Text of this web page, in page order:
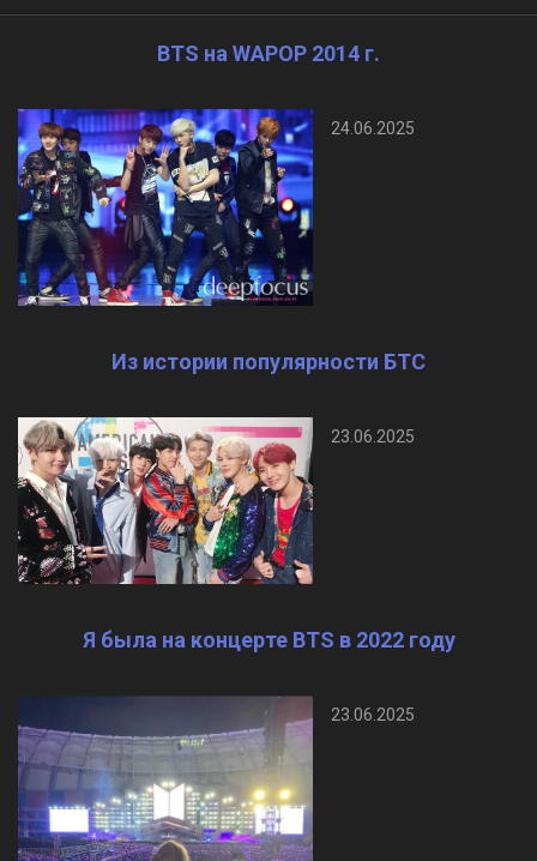
BTS на WAPOP 2014 г.
24.06.2025
Из истории популярности БТС
23.06.2025
Я была на концерте BTS в 2022 году
23.06.2025